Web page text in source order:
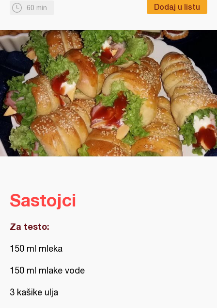
60 min Dodaj u listu
Sastojci
Za testo:
150 ml mleka
150 ml mlake vode
3 kašike ulja